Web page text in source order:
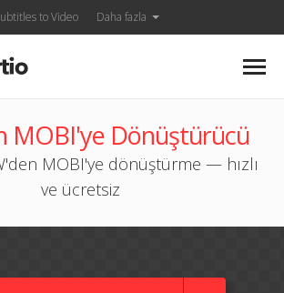
to Video Daha fazla
MOBI'ye Dönüştürücü
MOBI'ye dönüştürme — hızlı
ve ücretsiz